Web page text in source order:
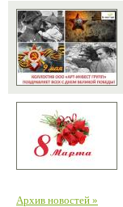
Архив новостей »